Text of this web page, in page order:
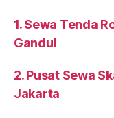
1. Sewa Tenda
Gandul
2. Pusat Sewa
Jakarta